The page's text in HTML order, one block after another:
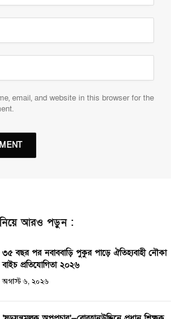
email, and website in this browser for the
আরও পড়ুন :
৩৫ বছর পর নবাববাড়ি পুকুর পাড়ে ঐতিহ্যবাহী নৌকা
বাইচ প্রতিযোগিতা ২০২৬
অগাস্ট ৬, ২০২৬